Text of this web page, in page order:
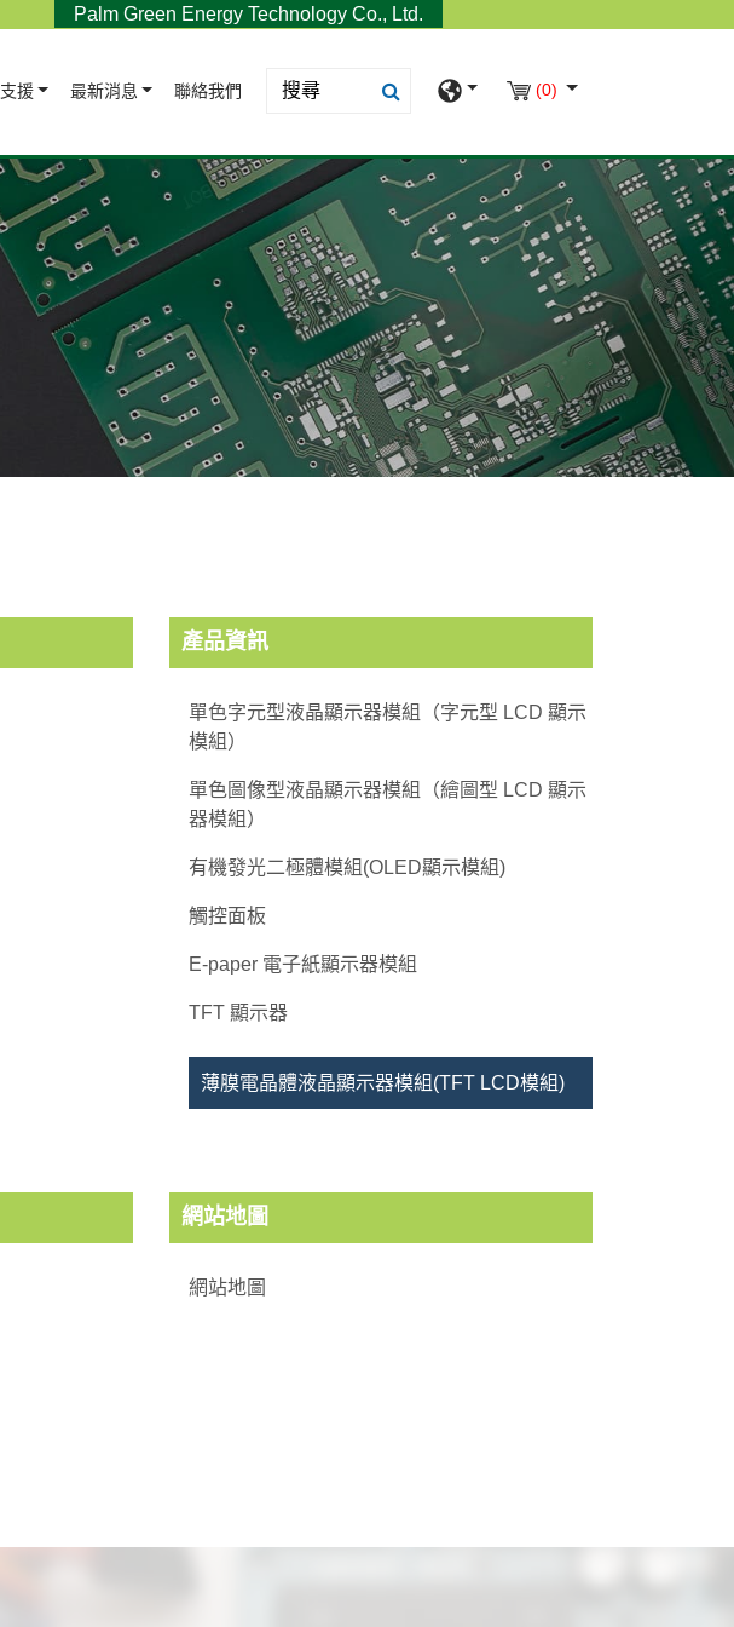
Palm Green Energy Technology Co., Ltd.
支援 最新消息 聯絡我們 (0)
產品資訊
單色字元型液晶顯示器模組（字元型 LCD 顯示
模組）
單色圖像型液晶顯示器模組（繪圖型 LCD 顯示
器模組）
有機發光二極體模組(OLED顯示模組)
觸控面板
E-paper 電子紙顯示器模組
TFT 顯示器
薄膜電晶體液晶顯示器模組(TFT LCD模組)
網站地圖
網站地圖